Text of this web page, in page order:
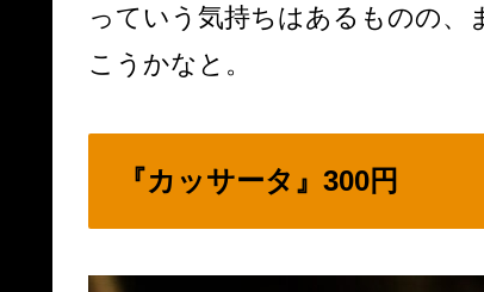
っていう気持ちはあるものの、
こうかなと。
『カッサータ』300円